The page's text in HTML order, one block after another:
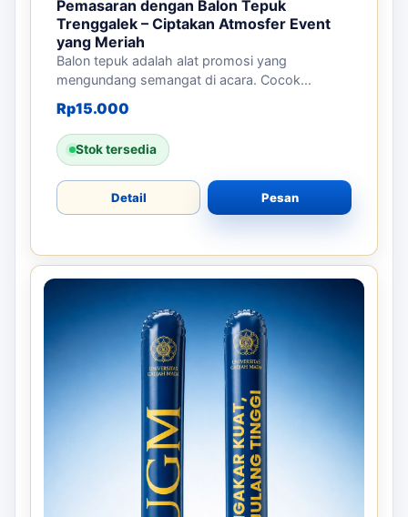
Pemasaran dengan Balon Tepuk
Trenggalek – Ciptakan Atmosfer Event
Balon tepuk adalah alat promosi yang
mengundang semangat di acara. Cocok...